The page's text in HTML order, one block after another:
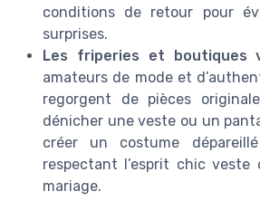
conditions de retour pour
surprises.
Les friperies et boutiques
amateurs de mode et
regorgent de pièces
dénicher une veste ou un
créer un costume
respectant l’esprit chic
mariage.